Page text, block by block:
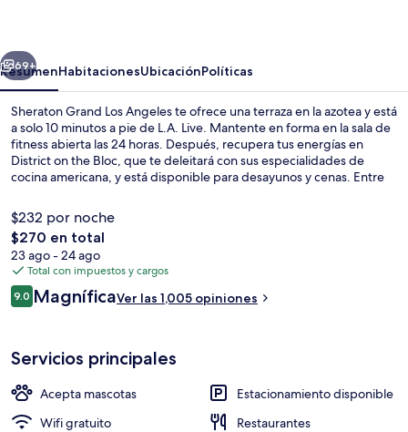
Siguiente
69+
ResumenHabitacionesUbicaciónPolíticas
Sheraton Grand Los Angeles te ofrece una terraza en la azotea y está
a solo 10 minutos a pie de L.A. Live. Mantente en forma en la sala de
fitness abierta las 24 horas. Después, recupera tus energías en
District on the Bloc, que te deleitará con sus especialidades de
cocina americana, y está disponible para desayunos y cenas. Entre
deli y su jardín. A otros visitantes les encantan las amenidades y
características como el personal amable y la ubicación. La propiedad
está a una corta distancia a pie de algunas opciones de transporte
público: Estación de metro 7th Street - Metro Center queda a unos
pasos y Estación de metro Pershing Square está a 11 minutos.
$232 por noche
El
precio
total
es
de
$270 en total
23 ago - 24 ago
Total con impuestos y cargos
Opiniones
9.09.0 de 10,
MagníficaVer las 1,005 opiniones
Servicios principales
Acepta mascotas
Estacionamiento disponible
Wifi gratuito
Restaurantes